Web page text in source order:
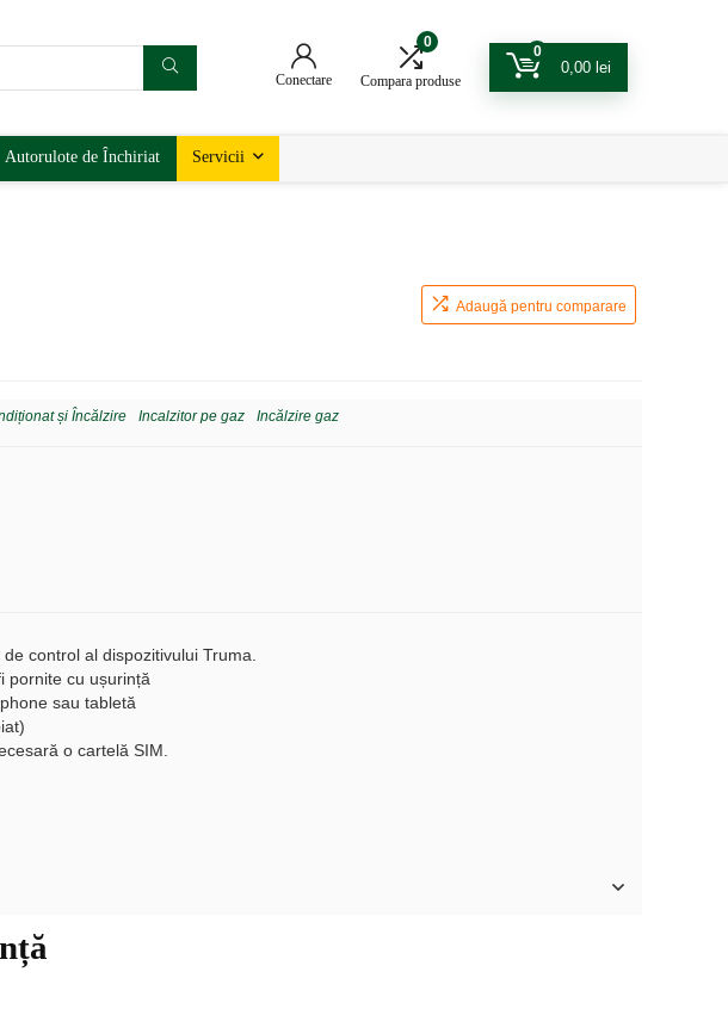
Conectare
0
Compara produse
0
0,00 lei
Autorulote de Închiriat Servicii
Adaugă pentru comparare
și Încălzire Incalzitor pe gaz Incălzire gaz
control al dispozitivului Truma.
pornite cu ușurință
sau tabletă
o cartelă SIM.